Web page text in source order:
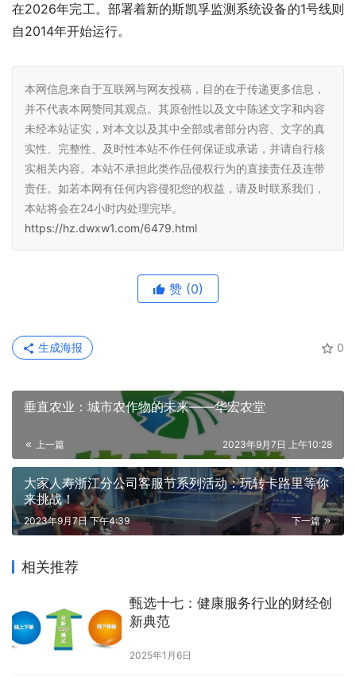
在2026年完工。部署着新的斯凯孚监测系统设备的1号线则
自2014年开始运行。
本网信息来自于互联网与网友投稿，目的在于传递更多信息，
并不代表本网赞同其观点。其原创性以及文中陈述文字和内容
未经本站证实，对本文以及其中全部或者部分内容、文字的真
实性、完整性、及时性本站不作任何保证或承诺，并请自行核
实相关内容。本站不承担此类作品侵权行为的直接责任及连带
责任。如若本网有任何内容侵犯您的权益，请及时联系我们，
本站将会在24小时内处理完毕。
https://hz.dwxw1.com/6479.html
赞 (0)
0
生成海报
垂直农业：城市农作物的未来——华宏农堂
上一篇 2023年9月7日 上午10:28
大家人寿浙江分公司客服节系列活动：玩转卡路里等你
来挑战！
下一篇
2023年9月7日 下午4:39
相关推荐
甄选十七：健康服务行业的财经创
新典范
2025年1月6日